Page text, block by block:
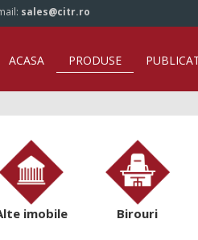
sales@citr.ro
ACASA PRODUSE
imobile Birouri